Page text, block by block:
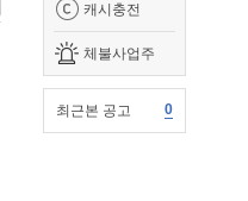
캐시충전
체불사업주
최근본 공고 0